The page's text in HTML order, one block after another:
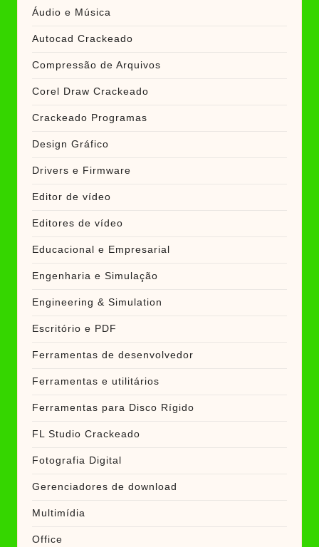
Áudio e Música
Autocad Crackeado
Compressão de Arquivos
Corel Draw Crackeado
Crackeado Programas
Design Gráfico
Drivers e Firmware
Editor de vídeo
Editores de vídeo
Educacional e Empresarial
Engenharia e Simulação
Engineering & Simulation
Escritório e PDF
Ferramentas de desenvolvedor
Ferramentas e utilitários
Ferramentas para Disco Rígido
FL Studio Crackeado
Fotografia Digital
Gerenciadores de download
Multimídia
Office